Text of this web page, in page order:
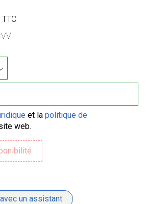
TTC
et lapolitique de
web.
un assistant